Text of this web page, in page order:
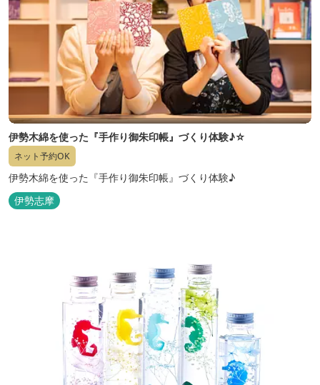
伊勢木綿を使った『手作り御朱印帳』づくり体験♪☆
ネット予約OK
伊勢木綿を使った『手作り御朱印帳』づくり体験♪
伊勢志摩